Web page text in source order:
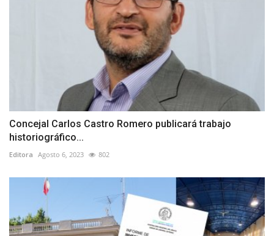
Concejal Carlos Castro Romero publicará trabajo
historiográfico...
Editora Agosto 6, 2023 802